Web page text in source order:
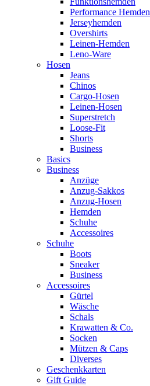
Performance Hemden
Jerseyhemden
Overshirts
Leinen-Hemden
Leno-Ware
Hosen
Jeans
Chinos
Cargo-Hosen
Leinen-Hosen
Superstretch
Loose-Fit
Shorts
Business
Basics
Business
Anzüge
Anzug-Sakkos
Anzug-Hosen
Hemden
Schuhe
Accessoires
Schuhe
Boots
Sneaker
Business
Accessoires
Gürtel
Wäsche
Schals
Krawatten & Co.
Socken
Mützen & Caps
Diverses
Geschenkkarten
Gift Guide